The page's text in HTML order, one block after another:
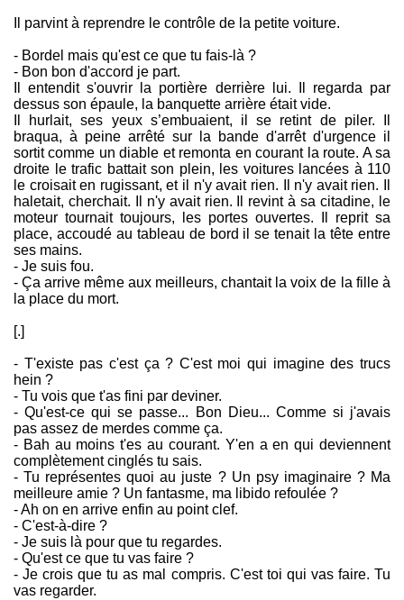
Il parvint à reprendre le contrôle de la petite voiture.
- Bordel mais qu'est ce que tu fais-là ?
- Bon bon d'accord je part.
Il entendit s'ouvrir la portière derrière lui. Il regarda par
dessus son épaule, la banquette arrière était vide.
Il hurlait, ses yeux s’embuaient, il se retint de piler. Il
braqua, à peine arrêté sur la bande d'arrêt d'urgence il
sortit comme un diable et remonta en courant la route. A sa
droite le trafic battait son plein, les voitures lancées à 110
le croisait en rugissant, et il n'y avait rien. Il n'y avait rien. Il
haletait, cherchait. Il n'y avait rien. Il revint à sa citadine, le
moteur tournait toujours, les portes ouvertes. Il reprit sa
place, accoudé au tableau de bord il se tenait la tête entre
ses mains.
- Je suis fou.
- Ça arrive même aux meilleurs, chantait la voix de la fille à
la place du mort.
[.]
- T'existe pas c'est ça ? C'est moi qui imagine des trucs
hein ?
- Tu vois que t'as fini par deviner.
- Qu'est-ce qui se passe... Bon Dieu... Comme si j'avais
pas assez de merdes comme ça.
- Bah au moins t'es au courant. Y'en a en qui deviennent
complètement cinglés tu sais.
- Tu représentes quoi au juste ? Un psy imaginaire ? Ma
meilleure amie ? Un fantasme, ma libido refoulée ?
- Ah on en arrive enfin au point clef.
- C'est-à-dire ?
- Je suis là pour que tu regardes.
- Qu'est ce que tu vas faire ?
- Je crois que tu as mal compris. C'est toi qui vas faire. Tu
vas regarder.